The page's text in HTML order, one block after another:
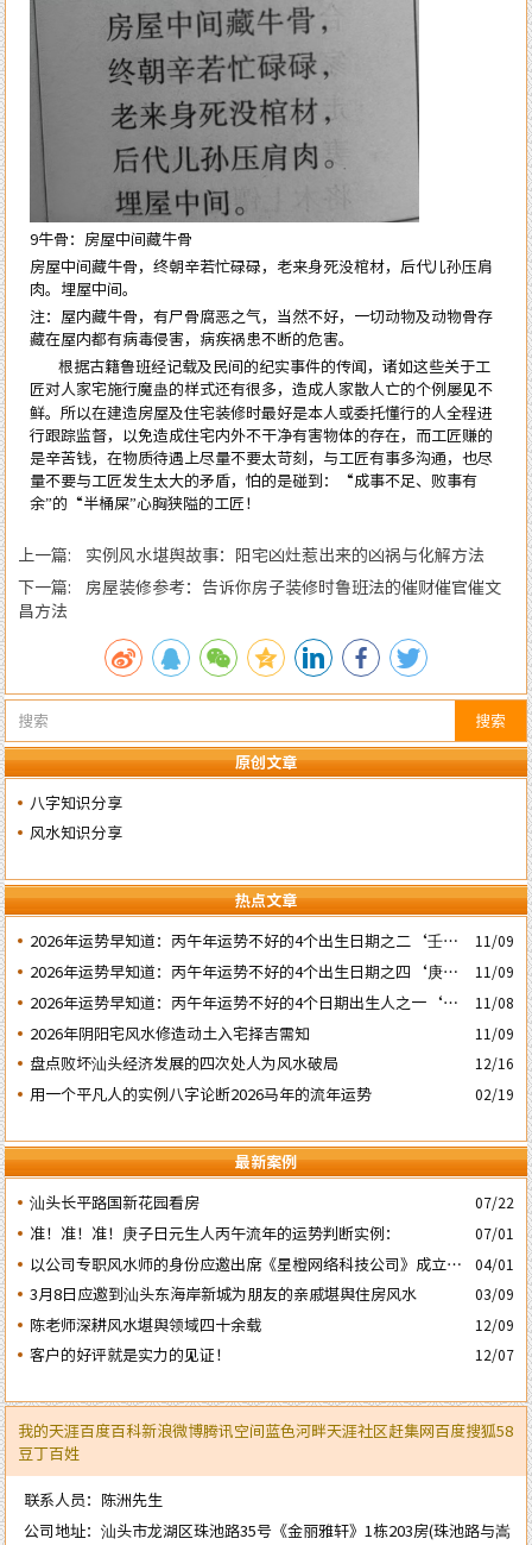
搜索
原创文章
八字知识分享
风水知识分享
热点文章
2026年运势早知道：丙午年运势不好的4个出生日期之二‘壬子’
日
11/09
2026年运势早知道：丙午年运势不好的4个出生日期之四‘庚子’
日
11/09
2026年运势早知道：丙午年运势不好的4个日期出生人之一‘戊
子’ 日
11/08
2026年阴阳宅风水修造动土入宅择吉需知 11/09
盘点败坏汕头经济发展的四次处人为风水破局 12/16
用一个平凡人的实例八字论断2026马年的流年运势 02/19
最新案例
汕头长平路国新花园看房
07/22
准！准！准！庚子日元生人丙午流年的运势判断实例： 07/01
以公司专职风水师的身份应邀出席《星橙网络科技公司》成立5
周年庆典
04/01
3月8日应邀到汕头东海岸新城为朋友的亲戚堪舆住房风水 03/09
陈老师深耕风水堪舆领域四十余载 12/09
客户的好评就是实力的见证！ 12/07
9牛骨：房屋中间藏牛骨
房屋中间藏牛骨，终朝辛若忙碌碌，老来身死没棺材，后代儿孙压肩
肉。埋屋中间。
注：屋内藏牛骨，有尸骨腐恶之气，当然不好，一切动物及动物骨存
藏在屋内都有病毒侵害，病疾祸患不断的危害。
根据古籍鲁班经记载及民间的纪实事件的传闻，诸如这些关于工
匠对人家宅施行魔蛊的样式还有很多，造成人家散人亡的个例屡见不
鲜。所以在建造房屋及住宅装修时最好是本人或委托懂行的人全程进
行跟踪监督，以免造成住宅内外不干净有害物体的存在，而工匠赚的
是辛苦钱，在物质待遇上尽量不要太苛刻，与工匠有事多沟通，也尽
量不要与工匠发生太大的矛盾，怕的是碰到：“成事不足、败事有
余”的“半桶屎”心胸狭隘的工匠！
上一篇: 实例风水堪舆故事：阳宅凶灶惹出来的凶祸与化解方法
下一篇: 房屋装修参考：告诉你房子装修时鲁班法的催财催官催文
昌方法
我的天涯百度百科新浪微博腾讯空间蓝色河畔天涯社区赶集网百度搜狐58
豆丁百姓
联系人员：陈洲先生
公司地址：汕头市龙湖区珠池路35号《金丽雅轩》1栋203房(珠池路与嵩